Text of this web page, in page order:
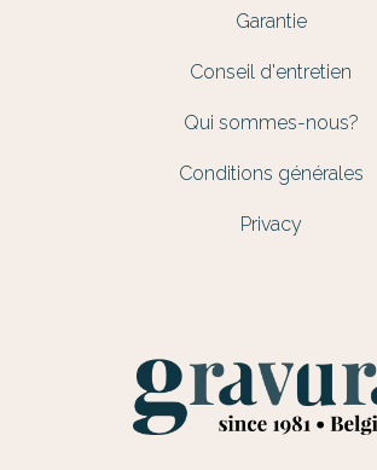
Garantie
Conseil d'entretien
Qui sommes-nous?
Conditions générales
Privacy